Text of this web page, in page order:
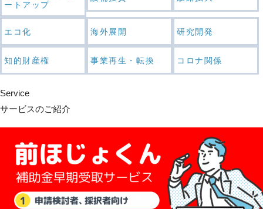
ートアップ
エコ化 海外展開 研究開発
知的財産権 事業再生・転換 コロナ関係
Service
サービスのご紹介